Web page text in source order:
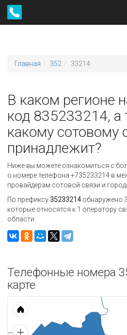
Главная 352 33214
В каком регионе
код 835233214, а
какому сотовому
принадлежит?
Ниже вы можете ознакомиться с
о номере телефона +735233214 в
провайдерам сотовой связи и
По префиксу 35233214 обнаружено
которые относятся к 1 оператору
области.
Телефонные номера
карте